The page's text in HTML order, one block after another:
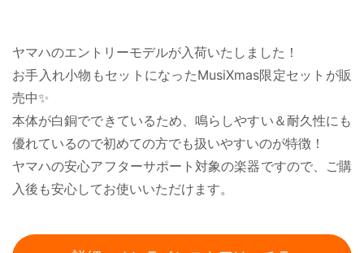
ヤマハのエントリーモデルが入荷いたしました！
お手入れ小物もセットになったMusiXmas限定セットが販
売中✨
本体が白銅でできているため、鳴らしやすい＆耐久性にも
優れているので初めての方でも扱いやすいのが特徴！
ヤマハの安心アフターサポート対象の楽器ですので、ご購
入後も安心してお使いいただけます。